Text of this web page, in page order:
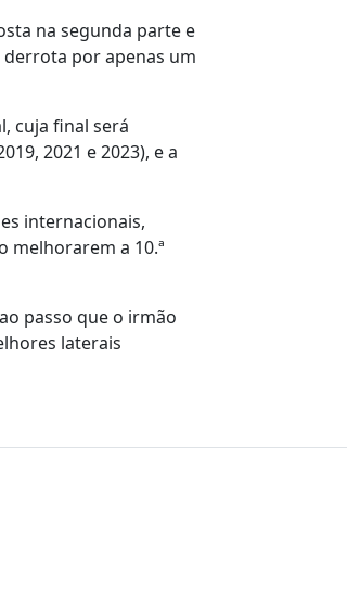
na segunda parte e
derrota por apenas um
cuja final será
2021 e 2023), e a
internacionais,
melhorarem a 10.ª
passo que o irmão
laterais